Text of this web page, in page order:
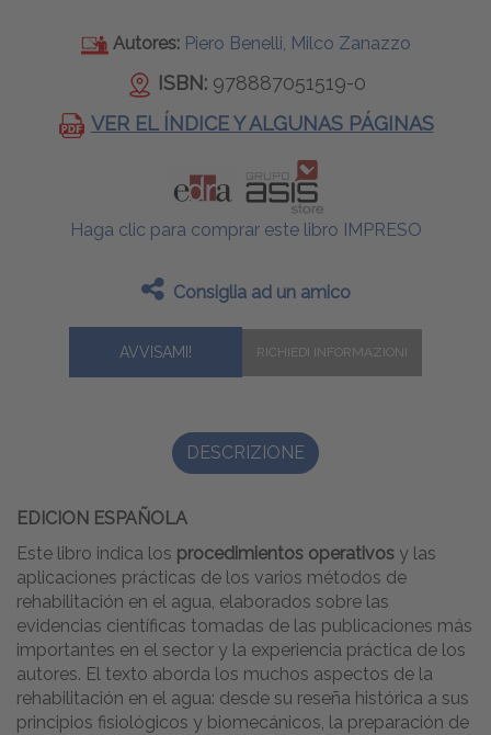
Autores: Piero Benelli, Milco Zanazzo
ISBN: 978887051519-0
VER EL ÍNDICE Y ALGUNAS PÁGINAS
Haga clic para comprar este libro IMPRESO
Consiglia ad un amico
AVVISAMI!
DESCRIZIONE
EDICION ESPAÑOLA
Este libro indica los procedimientos operativos y las
aplicaciones prácticas de los varios métodos de
rehabilitación en el agua, elaborados sobre las
evidencias científicas tomadas de las publicaciones más
importantes en el sector y la experiencia práctica de los
autores. El texto aborda los muchos aspectos de la
rehabilitación en el agua: desde su reseña histórica a sus
principios fisiológicos y biomecánicos, la preparación de